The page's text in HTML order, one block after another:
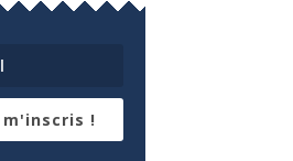
m'inscris !